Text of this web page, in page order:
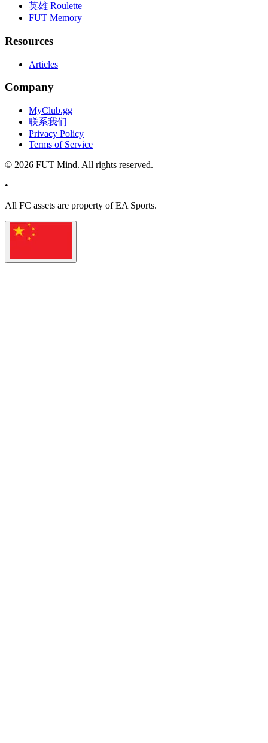
英雄 Roulette
FUT Memory
Resources
Articles
Company
MyClub.gg
联系我们
Privacy Policy
Terms of Service
© 2026 FUT Mind. All rights reserved.
•
All FC assets are property of EA Sports.